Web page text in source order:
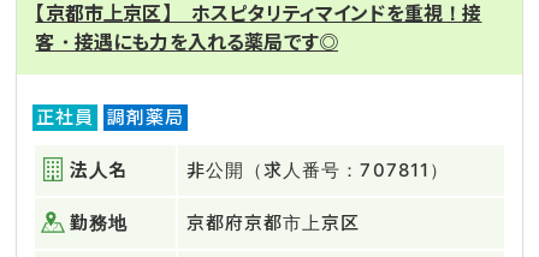
【京都市上京区】 ホスピタリティマインドを重視！接
客・接遇にも力を入れる薬局です◎
正社員 調剤薬局
法人名 非公開（求人番号：707811）
勤務地 京都府京都市上京区